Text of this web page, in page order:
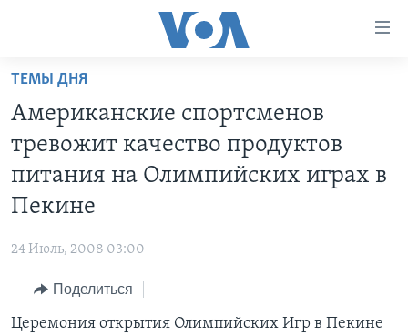
Перейти
основной
контент
Перейти
основной
Перейти
поиск
ПРОГРАММЫ
ДИСКУССИЯ VOA
ДЕТАЛИ
ПРОЕКТЫ
АРТЕФАКТЫ
АМЕРИКАНСКИЕ ГОРОДКИ
ЭКСПЕРТИЗА
ФАКТЫ ПРОТИВ ФЕЙКОВ
ЗА СВОБОДУ ПРЕССЫ
УЧИМ АНГЛИЙСКИЙ
ТЕМЫ ДНЯ
Американские спортсменов
тревожит качество продуктов
питания на Олимпийских играх в
Пекине
24 Июль, 2008 03:00
Поделиться
Церемония открытия Олимпийских Игр в Пекине